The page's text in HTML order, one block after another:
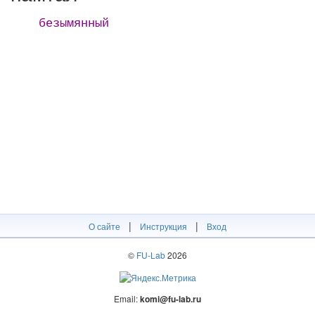
безымянный
О сайте | Инструкция | Вход
© FU-Lab2026
Email:komi@fu-lab.ru